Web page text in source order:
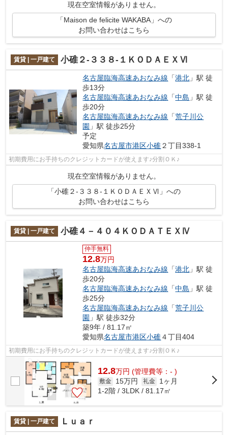
現在空室情報がありません。
「Maison de felicite WAKABA」への
お問い合わせはこちら
賃貸 | 一戸建て 小碓２-３３８-１ＫＯＤＡＥＸⅥ
名古屋臨海高速あおなみ線 「港北 」駅 徒
歩13分
名古屋臨海高速あおなみ線 「中島 」駅 徒
歩20分
名古屋臨海高速あおなみ線 「荒子川公
園 」駅 徒歩25分
予定
愛知県名古屋市港区小碓２丁目338-1
初期費用にお手持ちのクレジットカードが使えます♪分割ＯＫ♪
現在空室情報がありません。
「小碓２-３３８-１ＫＯＤＡＥＸⅥ」への
お問い合わせはこちら
賃貸 | 一戸建て 小碓４－４０４ＫＯＤＡＴＥＸⅣ
仲手無料
12.8万円
名古屋臨海高速あおなみ線 「港北 」駅 徒
歩20分
名古屋臨海高速あおなみ線 「中島 」駅 徒
歩25分
名古屋臨海高速あおなみ線 「荒子川公
園 」駅 徒歩32分
築9年 / 81.17㎡
愛知県名古屋市港区小碓４丁目404
初期費用にお手持ちのクレジットカードが使えます♪分割ＯＫ♪
12.8万円 (管理費等：- )
敷金 15万円 礼金
1ヶ月
1-2階 / 3LDK / 81.17㎡
賃貸 | 一戸建て Ｌｕａｒ